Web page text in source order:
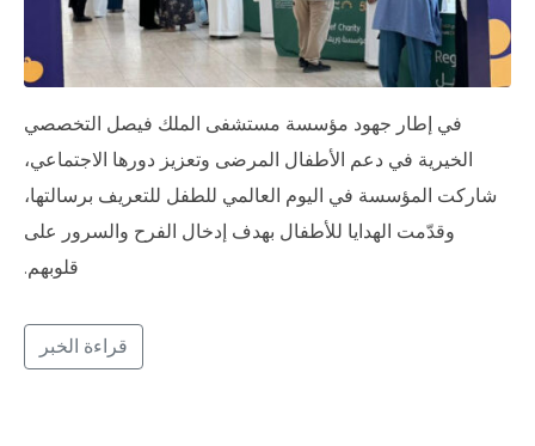
في إطار جهود مؤسسة مستشفى الملك فيصل التخصصي
الخيرية في دعم الأطفال المرضى وتعزيز دورها الاجتماعي،
شاركت المؤسسة في اليوم العالمي للطفل للتعريف برسالتها،
وقدّمت الهدايا للأطفال بهدف إدخال الفرح والسرور على
قلوبهم.
قراءة الخبر